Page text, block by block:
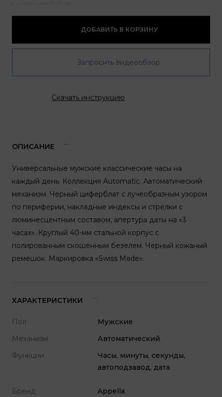
ДОБАВИТЬ В КОРЗИНУ
Запросить видеообзор
Скачать инструкцию
ОПИСАНИЕ
Универсальные мужские классические часы на
каждый день. Коллекция Automatic. Автоматический
механизм. Черный циферблат с лучеобразным узором
по периферии, накладные индексы и стрелки с
люминесцентным составом, апертура даты на «3
часах». Круглый 40-мм стальной корпус с
полированным скошенным безелем. Черный кожаный
ремешок. Маркировка «Swiss Made».
ХАРАКТЕРИСТИКИ
Пол
Мужские
Механизм
Автоматический
Функции
Часы, минуты, секунды,
автоподзавод, дата
Бренд
Appella